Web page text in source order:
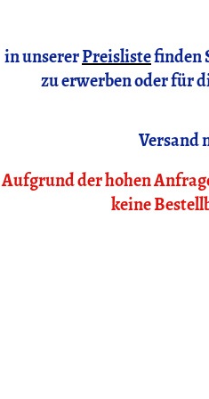
in unsererPreislistefinden
zu erwerben oder für
Versand
Aufgrund der hohen
keine